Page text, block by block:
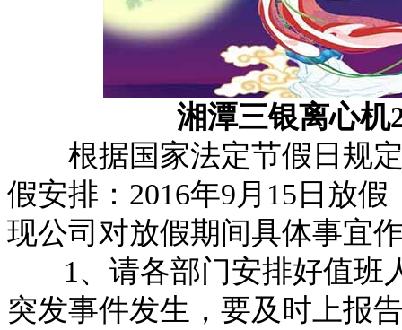
湘潭三银离心机
根据国家法定节假日规定
假安排：2016年9月15日放假
现公司对放假期间具体事宜
1、请各部门安排好值班
突发事件发生，要及时上报